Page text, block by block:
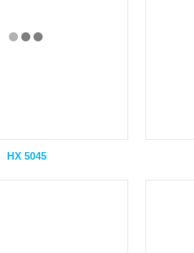
HX 5045